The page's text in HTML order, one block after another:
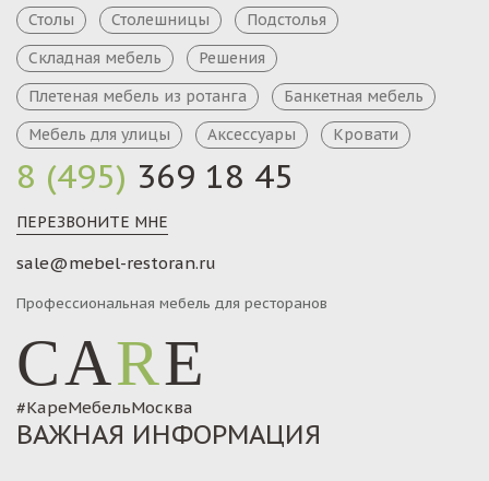
8 (495) 369 18 45
ПЕРЕЗВОНИТЕ МНЕ
sale@mebel-restoran.ru
Профессиональная мебель для ресторанов
CARE
#КареМебельМосква
Столы
Столешницы
Подстолья
Складная мебель
Решения
Плетеная мебель из ротанга
Банкетная мебель
Мебель для улицы
Аксессуары Кровати
ВАЖНАЯ ИНФОРМАЦИЯ